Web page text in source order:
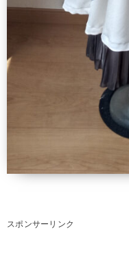
スポンサーリンク